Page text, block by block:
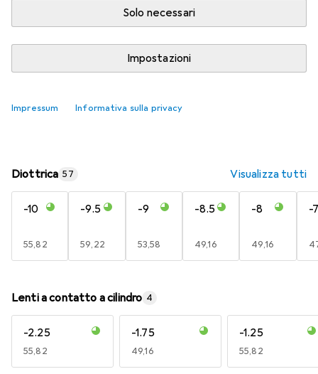
Solo necessari
Impostazioni
Impressum Informativa sulla privacy
Più di 10 pezzi in stock presso il fornitore
Aggiungi al carrello
Diottrica 57 Visualizza tutti
-10
EUR
55,82
-9.5
EUR
59,22
-9
EUR
53,58
-8.5
EUR
49,16
-8
EUR
49,16
-
Lenti a contatto a cilindro 4
-2.25
EUR
55,82
-1.75
EUR
49,16
-1.25
EUR
55,82